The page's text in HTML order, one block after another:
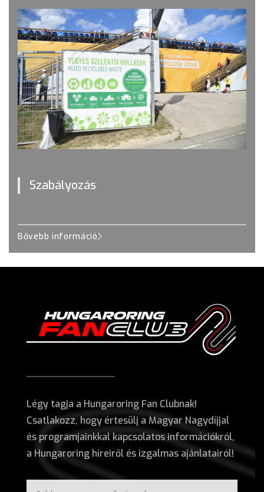
Szabályozás
Bővebb információ
Légy tagja a Hungaroring Fan Clubnak!
Csatlakozz, hogy értesülj a Magyar Nagydíjjal
és programjainkkal kapcsolatos információkról,
a Hungaroring híreiről és izgalmas ajánlatairól!